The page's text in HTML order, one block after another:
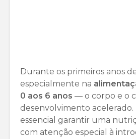
Durante os primeiros anos
especialmente na
0 aos 6 anos — o corpo e o
desenvolvimento acelerado.
essencial garantir uma
com atenção especial à